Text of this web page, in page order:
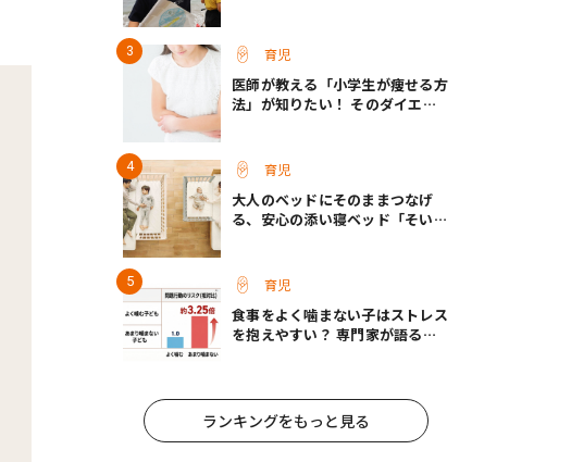
育児
医師が教える「小学生が痩せる方
法」が知りたい！ そのダイエッ
育児
大人のベッドにそのままつなげ
る、安心の添い寝ベッド「そいね
育児
食事をよく噛まない子はストレス
を抱えやすい？ 専門家が語る、
ランキングをもっと見る